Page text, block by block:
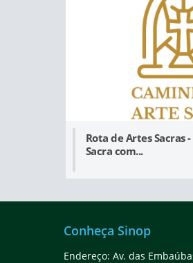
Rota de Artes Sacras
Sacra com...
Conheça Sinop
Endereço: Av. das